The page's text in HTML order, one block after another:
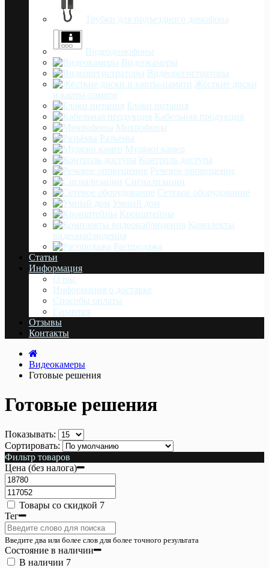
Трубки для подъездного домофона
Видеодомофоны
Видеокамеры
Видеорегистраторы
Жёсткие диски
и карты-памяти
Блоки питания
Кабельная продукция
Микрофоны
Разъёмы
Муляжи камер
Контроль доступа
Речевое оповещение
Сигнализации
Сетевое оборудование
Умный дом
Кронштейны
Комплекты
видеонаблюдения
Распродажа
Статьи
Информация
О нас
Информация о доставке
Cпособы оплаты
Гарантия
Отзывы
Контакты
Видеокамеры
Готовые решения
Готовые решения
Показывать:
Сортировать:
Фильтр товаров
Цена (без налога)
Товары со скидкой 7
Тег
Введите два или более слов для более точного результата
Состояние в наличии
В наличии 7